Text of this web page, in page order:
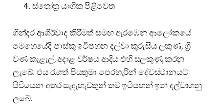
ස්තෝත්‍ර යාගික පිළිවෙත
ගින්දර ආශිර්වාද කිරීමත් සම‍ඟ ඇරඹෙන ආලෝකයේ
මෙහෙයේදී පාස්කු ඉටිපහන දල්වා කුරුසිය ලකුණ, ශ්‍රී
වණ කැළැල්, අදාළ වර්ෂය ආදිය එහි සලකුණු කරනු
ලැබේ. එය රැගත් පියතුමා පෙරහැරින් දේවස්ථානයට
පිවිසෙන අතර සැදැහැවතුන් තම ඉටිපහන් ඉන් දල්වාගනු
ලබේ.